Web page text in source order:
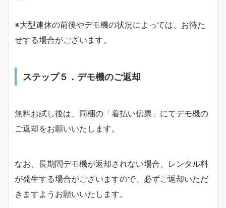
※大型連休の前後やデモ機の状況によっては、お待た
せする場合がございます。
ステップ５．デモ機のご返却
無料お試し後は、同梱の「着払い伝票」にてデモ機の
ご返却をお願いいたします。
なお、長期間デモ機が返却されない場合、レンタル料
が発生する場合がございますので、必ずご返却いただ
きますようお願いいたします。